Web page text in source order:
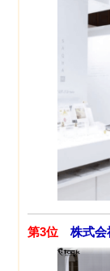
第3位 株式会